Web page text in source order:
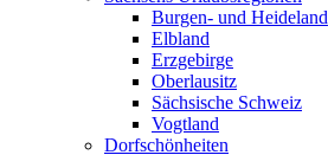
Burgen- und Heideland
Elbland
Erzgebirge
Oberlausitz
Sächsische Schweiz
Vogtland
Dorfschönheiten